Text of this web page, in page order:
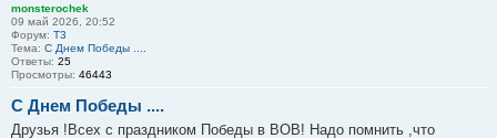
monsterochek
09 май 2026, 20:52
Форум: T3
Тема: С Днем Победы ....
Ответы: 25
Просмотры: 46443
С Днем Победы ....
Друзья !Всех с праздником Победы в ВОВ! Надо помнить ,что